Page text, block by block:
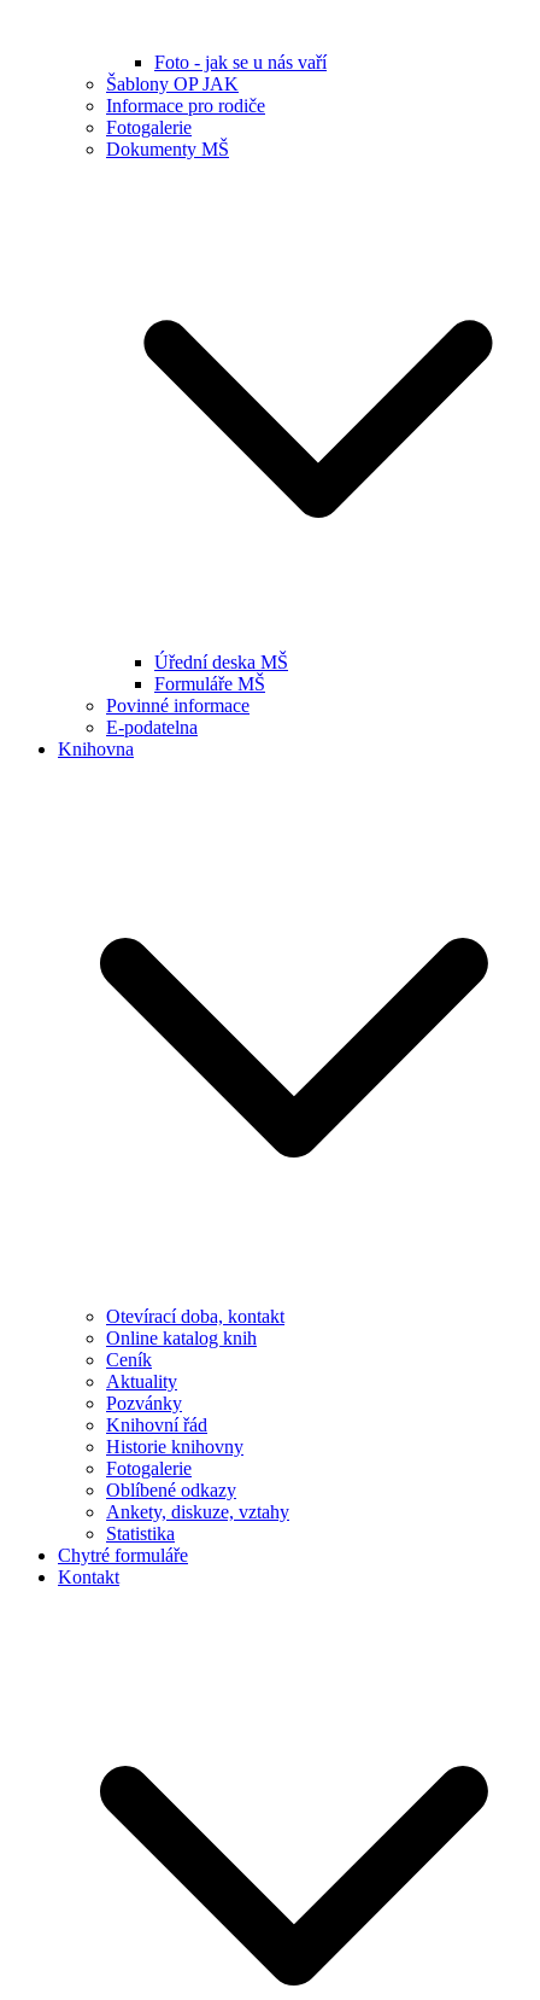
Foto - jak se u nás vaří
Šablony OP JAK
Informace pro rodiče
Fotogalerie
Dokumenty MŠ
Úřední deska MŠ
Formuláře MŠ
Povinné informace
E-podatelna
Knihovna
Otevírací doba, kontakt
Online katalog knih
Ceník
Aktuality
Pozvánky
Knihovní řád
Historie knihovny
Fotogalerie
Oblíbené odkazy
Ankety, diskuze, vztahy
Statistika
Chytré formuláře
Kontakt